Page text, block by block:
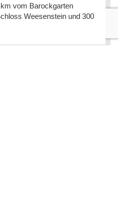
vom Barockgarten
Weesenstein und 300